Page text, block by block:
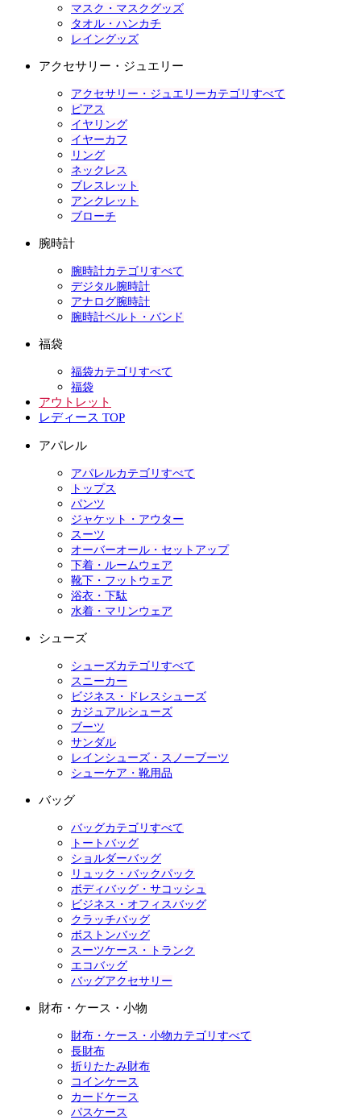
マスク・マスクグッズ
タオル・ハンカチ
レイングッズ
アクセサリー・ジュエリー
アクセサリー・ジュエリーカテゴリすべて
ピアス
イヤリング
イヤーカフ
リング
ネックレス
ブレスレット
アンクレット
ブローチ
腕時計
腕時計カテゴリすべて
デジタル腕時計
アナログ腕時計
腕時計ベルト・バンド
福袋
福袋カテゴリすべて
福袋
アウトレット
レディース TOP
アパレル
アパレルカテゴリすべて
トップス
パンツ
ジャケット・アウター
スーツ
オーバーオール・セットアップ
下着・ルームウェア
靴下・フットウェア
浴衣・下駄
水着・マリンウェア
シューズ
シューズカテゴリすべて
スニーカー
ビジネス・ドレスシューズ
カジュアルシューズ
ブーツ
サンダル
レインシューズ・スノーブーツ
シューケア・靴用品
バッグ
バッグカテゴリすべて
トートバッグ
ショルダーバッグ
リュック・バックパック
ボディバッグ・サコッシュ
ビジネス・オフィスバッグ
クラッチバッグ
ボストンバッグ
スーツケース・トランク
エコバッグ
バッグアクセサリー
財布・ケース・小物
財布・ケース・小物カテゴリすべて
長財布
折りたたみ財布
コインケース
カードケース
パスケース